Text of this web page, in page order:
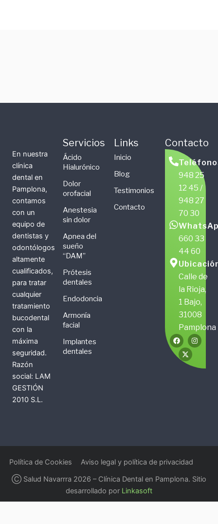
En nuestra
clínica
dental en
Pamplona,
contamos
con un
equipo de
dentistas y
odontólogos
altamente
cualificados,
para tratar
cualquier
tratamiento
bucodental
con la
máxima
seguridad.
Razón
social: LAM
GESTIÓN
2010 S.L.
Servicios
Ácido
Hialurónico
Dolor
orofacial
Anestesia
sin dolor
Apnea del
sueño
“DAM”
Prótesis
dentales
Endodoncia
Armonía
facial
Implantes
dentales
Links
Inicio
Blog
Testimonios
Contacto
Contacto
948 25
12 45 /
948 27
70 30
660 33
44 60
Calle de
la Rioja,
1 Bajo,
31008
Pamplona
F
a
c
e
I
n
s
g
X
t
w
i
Ⓒ Salud Navarrra 2026 – Clínica Dental en Pamplona. Sitio
desarrollado por Linkasoft
Política de Cookies Aviso legal y política de privacidad